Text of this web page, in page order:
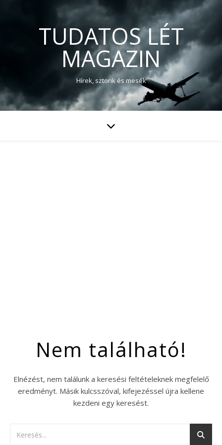
TUDATOS LÉT
MAGAZIN
Hírek, sztorik és mesék
Nem található!
Elnézést, nem találunk a keresési feltételeknek megfelelő
eredményt. Másik kulcsszóval, kifejezéssel újra kellene
kezdeni egy keresést.